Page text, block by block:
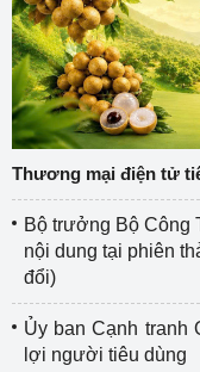
Thương mại điện tử
Bộ trưởng Bộ Công
nội dung tại phiên
đổi)
Ủy ban Cạnh tranh
lợi người tiêu dùng